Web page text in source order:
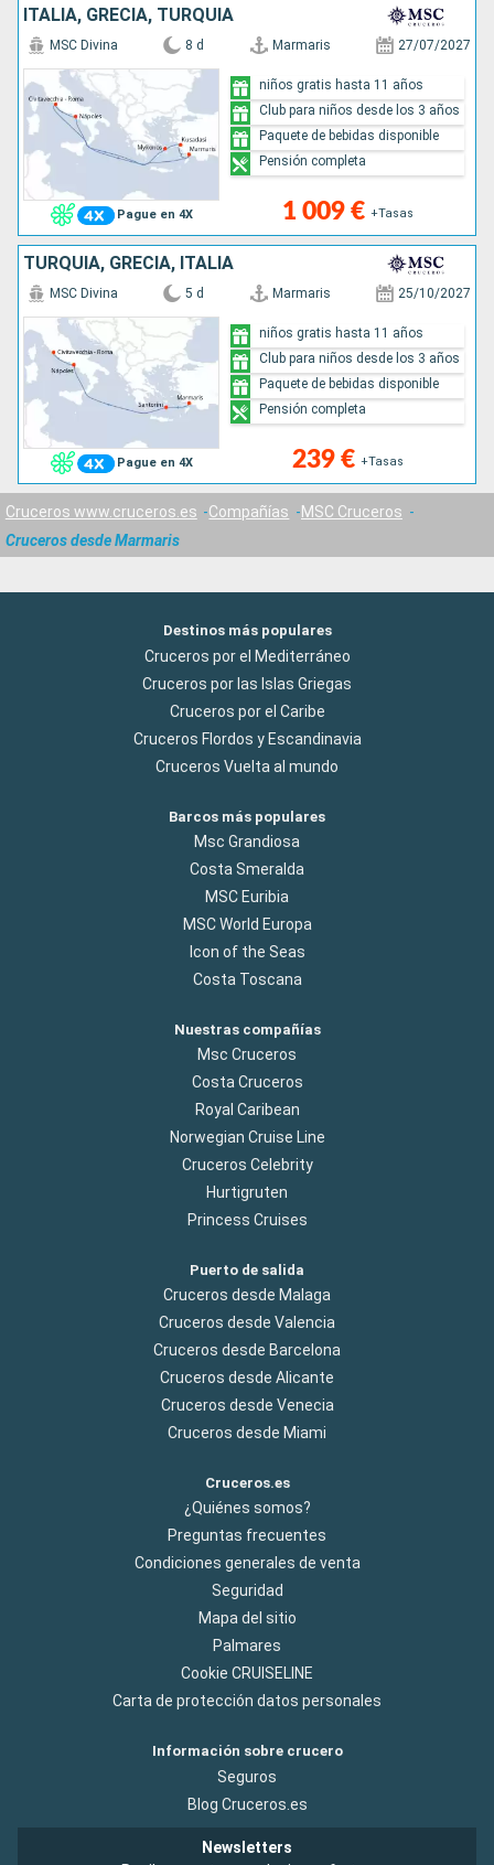
ITALIA, GRECIA, TURQUÍA
Pague en 4X
MSC Divina 8 d Marmaris 27/07/2027
1 009 € +Tasas
niños gratis hasta 11 años
Club para niños desde los 3 años
Paquete de bebidas disponible
Pensión completa
TURQUÍA, GRECIA, ITALIA
Pague en 4X
MSC Divina 5 d Marmaris 25/10/2027
239 € +Tasas
niños gratis hasta 11 años
Club para niños desde los 3 años
Paquete de bebidas disponible
Pensión completa
Cruceros www.cruceros.es Compañías
MSC Cruceros
Cruceros desde Marmaris
Destinos más populares
Cruceros por el Mediterráneo
Cruceros por las Islas Griegas
Cruceros por el Caribe
Cruceros Flordos y Escandinavia
Cruceros Vuelta al mundo
Barcos más populares
Msc Grandiosa
Costa Smeralda
MSC Euribia
MSC World Europa
Icon of the Seas
Costa Toscana
Nuestras compañías
Msc Cruceros
Costa Cruceros
Royal Caribean
Norwegian Cruise Line
Cruceros Celebrity
Hurtigruten
Princess Cruises
Puerto de salida
Cruceros desde Malaga
Cruceros desde Valencia
Cruceros desde Barcelona
Cruceros desde Alicante
Cruceros desde Venecia
Cruceros desde Miami
Cruceros.es
¿Quiénes somos?
Preguntas frecuentes
Condiciones generales de venta
Seguridad
Mapa del sitio
Palmares
Cookie CRUISELINE
Carta de protección datos personales
Información sobre crucero
Seguros
Blog Cruceros.es
Newsletters